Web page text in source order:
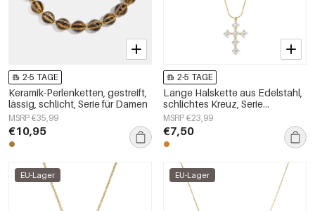
2-5 TAGE
Keramik-Perlenketten, gestreift,
lässig, schlicht, Serie für Damen
MSRP €35,99
€10,95
2-5 TAGE
Lange Halskette aus Edelstahl,
schlichtes Kreuz, Serie
„Alltagsschmuck“,
Damenschmuck
MSRP €23,99
€7,50
EU-Lager EU-Lager